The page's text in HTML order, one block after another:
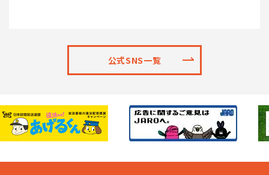
公式SNS一覧